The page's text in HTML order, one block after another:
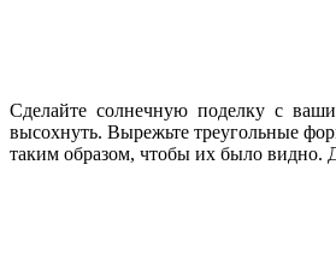
Сделайте солнечную поделку с
высохнуть. Вырежьте треугольные
таким образом, чтобы их было видно.